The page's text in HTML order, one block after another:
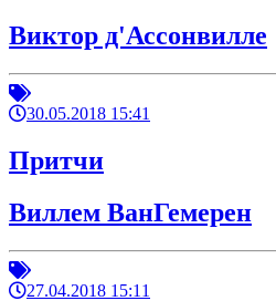
Виктор д'Ассонвилле
30.05.2018 15:41
Притчи
Виллем ВанГемерен
27.04.2018 15:11